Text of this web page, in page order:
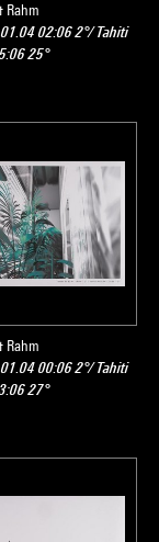
Rahm
02:06 2°/ Tahiti
25°
Rahm
00:06 2°/ Tahiti
27°